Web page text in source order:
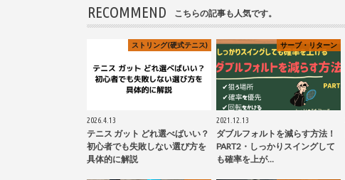
RECOMMEND こちらの記事も人気です。
ストリング(硬式テニス)
2026.4.13
テニス ガット どれ選べばいい？
初心者でも失敗しない選び方を
具体的に解説
サーブ・リターン
2021.12.13
ダブルフォルトを減らす方法！
PART2・しっかりスイングして
も確率を上が…